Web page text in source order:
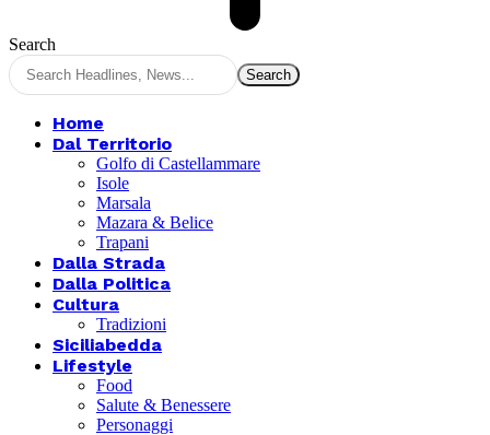
Search
Home
Dal Territorio
Golfo di Castellammare
Isole
Marsala
Mazara & Belice
Trapani
Dalla Strada
Dalla Politica
Cultura
Tradizioni
Siciliabedda
Lifestyle
Food
Salute & Benessere
Personaggi